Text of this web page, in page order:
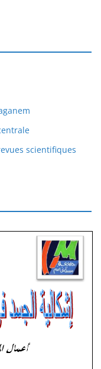
scientifiques